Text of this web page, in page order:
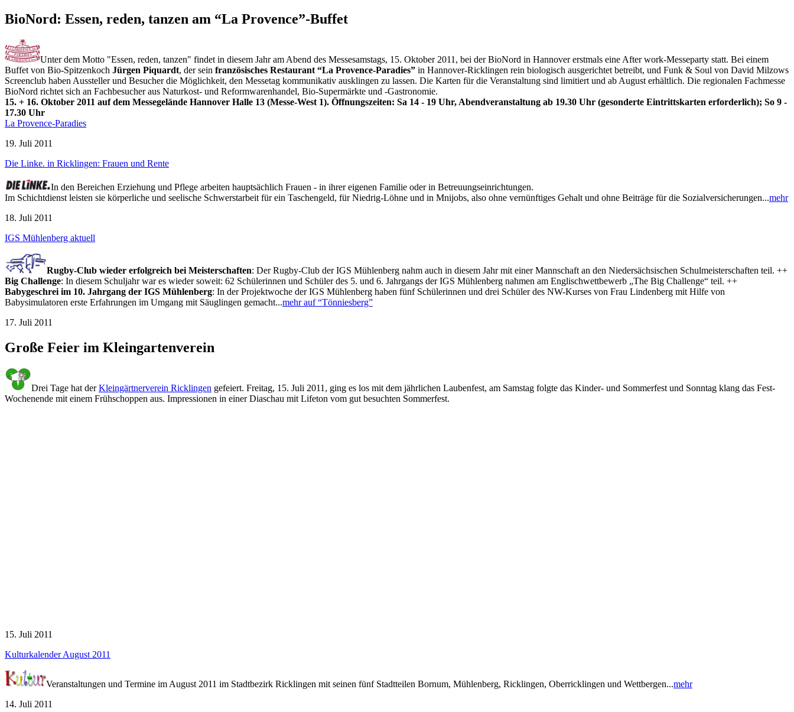
BioNord: Essen, reden, tanzen am “La Provence”-Buffet
Unter dem Motto "Essen, reden, tanzen" findet in diesem Jahr am Abend des Messesamstags, 15. Oktober 2011, bei der BioNord in Hannover erstmals eine After work-Messeparty statt. Bei einem
Buffet von Bio-Spitzenkoch Jürgen Piquardt, der sein französisches Restaurant “La Provence-Paradies” in Hannover-Ricklingen rein biologisch ausgerichtet betreibt, und Funk & Soul von David Milzows
Screenclub haben Aussteller und Besucher die Möglichkeit, den Messetag kommunikativ ausklingen zu lassen. Die Karten für die Veranstaltung sind limitiert und ab August erhältlich. Die regionalen Fachmesse
BioNord richtet sich an Fachbesucher aus Naturkost- und Reformwarenhandel, Bio-Supermärkte und -Gastronomie.
15. + 16. Oktober 2011 auf dem Messegelände Hannover Halle 13 (Messe-West 1). Öffnungszeiten: Sa 14 - 19 Uhr, Abendveranstaltung ab 19.30 Uhr (gesonderte Eintrittskarten erforderlich); So 9 -
17.30 Uhr
La Provence-Paradies
19. Juli 2011
Die Linke. in Ricklingen: Frauen und Rente
In den Bereichen Erziehung und Pflege arbeiten hauptsächlich Frauen - in ihrer eigenen Familie oder in Betreuungseinrichtungen.
Im Schichtdienst leisten sie körperliche und seelische Schwerstarbeit für ein Taschengeld, für Niedrig-Löhne und in Mnijobs, also ohne vernünftiges Gehalt und ohne Beiträge für die Sozialversicherungen...mehr
18. Juli 2011
IGS Mühlenberg aktuell
Rugby-Club wieder erfolgreich bei Meisterschaften: Der Rugby-Club der IGS Mühlenberg nahm auch in diesem Jahr mit einer Mannschaft an den Niedersächsischen Schulmeisterschaften teil. ++
Big Challenge: In diesem Schuljahr war es wieder soweit: 62 Schülerinnen und Schüler des 5. und 6. Jahrgangs der IGS Mühlenberg nahmen am Englischwettbewerb „The Big Challenge“ teil. ++
Babygeschrei im 10. Jahrgang der IGS Mühlenberg: In der Projektwoche der IGS Mühlenberg haben fünf Schülerinnen und drei Schüler des NW-Kurses von Frau Lindenberg mit Hilfe von
Babysimulatoren erste Erfahrungen im Umgang mit Säuglingen gemacht...mehr auf “Tönniesberg”
17. Juli 2011
Große Feier im Kleingartenverein
Drei Tage hat derKleingärtnerverein Ricklingen gefeiert. Freitag, 15. Juli 2011, ging es los mit dem jährlichen Laubenfest, am Samstag folgte das Kinder- und Sommerfest und Sonntag klang das Fest-
Wochenende mit einem Frühschoppen aus. Impressionen in einer Diaschau mit Lifeton vom gut besuchten Sommerfest.
15. Juli 2011
Kulturkalender August 2011
Veranstaltungen und Termine im August 2011 im Stadtbezirk Ricklingen mit seinen fünf Stadtteilen Bornum, Mühlenberg, Ricklingen, Oberricklingen und Wettbergen...mehr
14. Juli 2011